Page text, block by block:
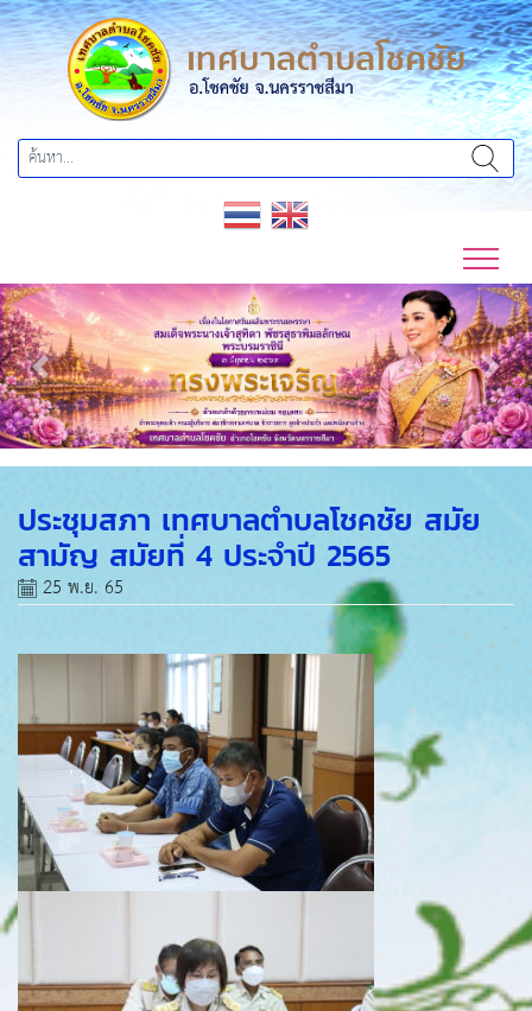
Previous Next
ประชุมสภา เทศบาลตำบลโชคชัย สมัย
สามัญ สมัยที่ 4 ประจำปี 2565
25 พ.ย. 65